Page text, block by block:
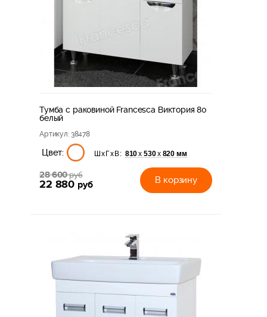
Тумба с раковиной Francesca Виктория 80
белый
Артикул: 38478
Цвет: ШхГхВ: 810х 530х 820 мм
28 600руб
22 880 руб В корзину